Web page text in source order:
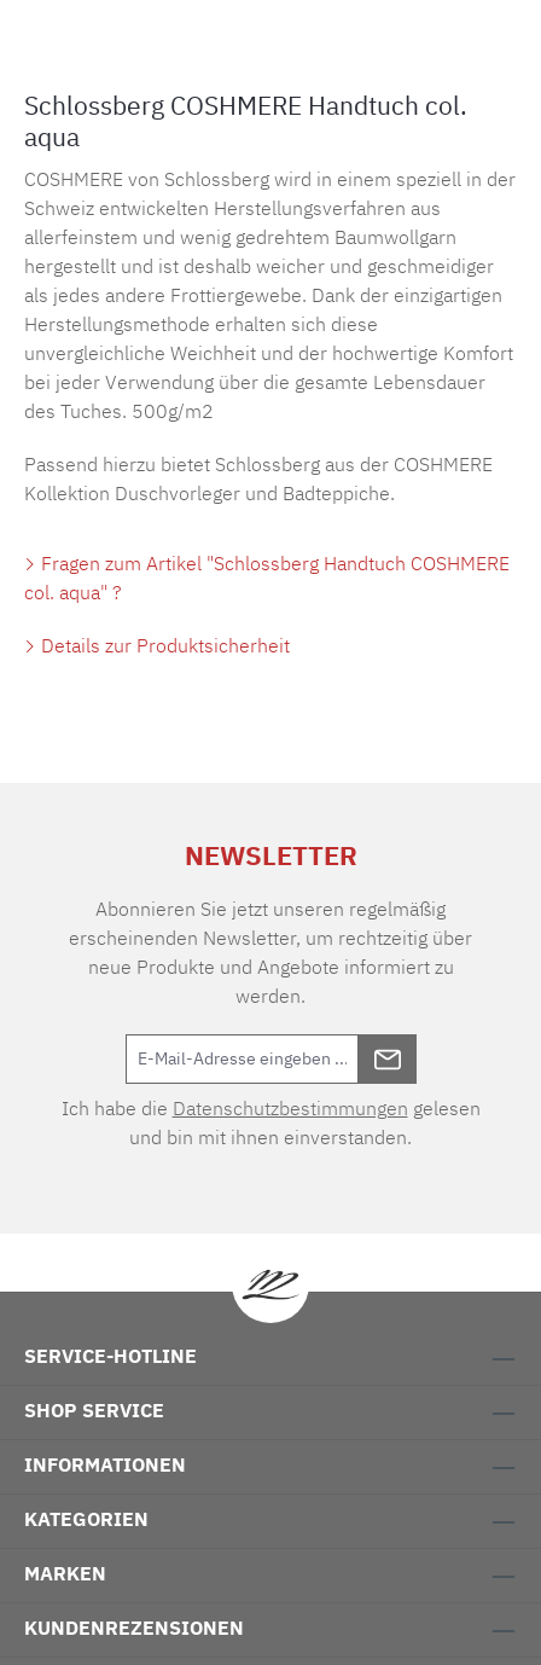
Schlossberg COSHMERE Handtuch col.
aqua
COSHMERE von Schlossberg wird in einem speziell in der
Schweiz entwickelten Herstellungsverfahren aus
allerfeinstem und wenig gedrehtem Baumwollgarn
hergestellt und ist deshalb weicher und geschmeidiger
als jedes andere Frottiergewebe. Dank der einzigartigen
Herstellungsmethode erhalten sich diese
unvergleichliche Weichheit und der hochwertige Komfort
bei jeder Verwendung über die gesamte Lebensdauer
des Tuches. 500g/m2
Passend hierzu bietet Schlossberg aus der COSHMERE
Kollektion Duschvorleger und Badteppiche.
Fragen zum Artikel "Schlossberg Handtuch COSHMERE
col. aqua" ?
Details zur Produktsicherheit
NEWSLETTER
Abonnieren Sie jetzt unseren regelmäßig
erscheinenden Newsletter, um rechtzeitig über
neue Produkte und Angebote informiert zu
werden.
Ich habe die Datenschutzbestimmungen gelesen
und bin mit ihnen einverstanden.
SERVICE-HOTLINE
SHOP SERVICE
INFORMATIONEN
KATEGORIEN
MARKEN
KUNDENREZENSIONEN